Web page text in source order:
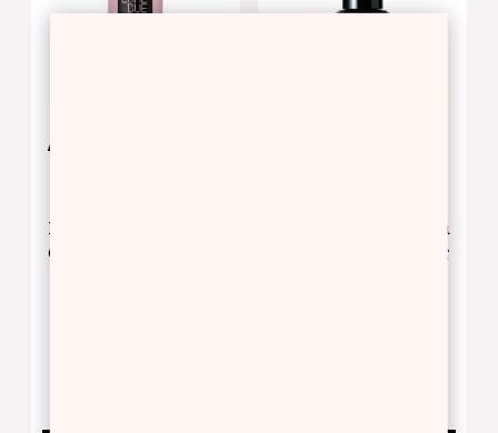
ACETONE
Ξεβαφτικό νυχιών με
απαλυντικά έλαια
Top Coat μετά το βερνίκι
Pro Gel για διάρκεια έως